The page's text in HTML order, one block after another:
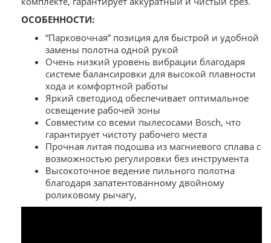
ОСОБЕННОСТИ:
“Парковочная” позиция для быстрой и удобной
замены полотна одной рукой
Очень низкий уровень вибрации благодаря
системе балансировки для высокой плавности
хода и комфортной работы
Яркий светодиод обеспечивает оптимальное
освещение рабочей зоны
Совместим со всеми пылесосами Bosch, что
гарантирует чистоту рабочего места
Прочная литая подошва из магниевого сплава с
возможностью регулировки без инструмента
Высокоточное ведение пильного полотна
благодаря запатентованному двойному
роликовому рычагу,